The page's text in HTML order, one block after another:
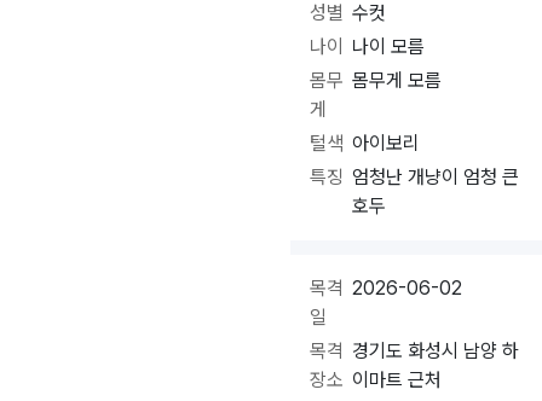
성별 수컷
나이
나이 모름
몸무
게
몸무게 모름
털색 아이보리
특징 엄청난 개냥이 엄청 큰
호두
목격
일
2026-06-02
목격
장소
경기도 화성시 남양 하
이마트 근처